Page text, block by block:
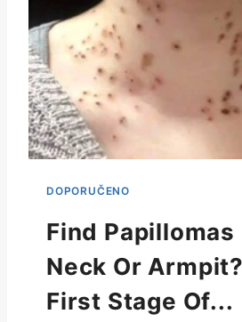
Find Papillomas
Neck Or
First Stage Of...